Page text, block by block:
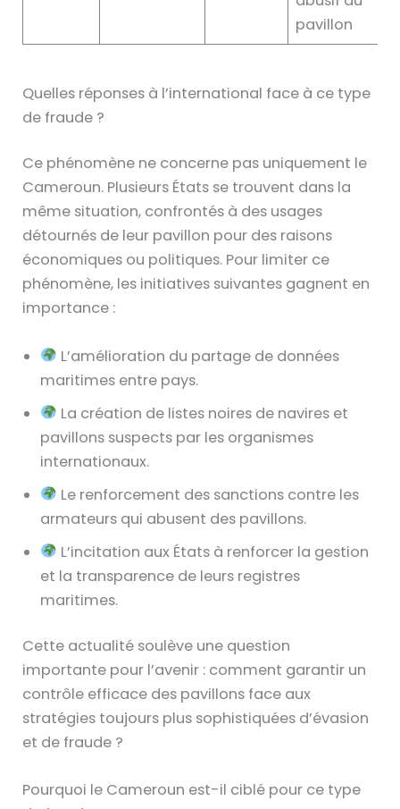
pavillon
Quelles réponses à l’international face à ce type
de fraude ?
Ce phénomène ne concerne pas uniquement le
Cameroun. Plusieurs États se trouvent dans la
même situation, confrontés à des usages
détournés de leur pavillon pour des raisons
économiques ou politiques. Pour limiter ce
phénomène, les initiatives suivantes gagnent en
importance :
L’amélioration du partage de données
maritimes entre pays.
La création de listes noires de navires et
pavillons suspects par les organismes
internationaux.
Le renforcement des sanctions contre les
armateurs qui abusent des pavillons.
L’incitation aux États à renforcer la gestion
et la transparence de leurs registres
maritimes.
Cette actualité soulève une question
importante pour l’avenir : comment garantir un
contrôle efficace des pavillons face aux
stratégies toujours plus sophistiquées d’évasion
et de fraude ?
Pourquoi le Cameroun est-il ciblé pour ce type